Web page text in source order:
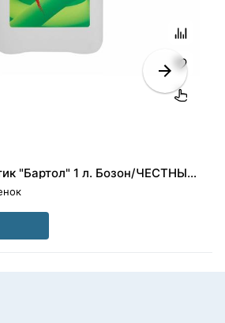
Кожный антисептик "Бартол" 1 л. Бозон/ЧЕСТНЫЙ ЗНАК